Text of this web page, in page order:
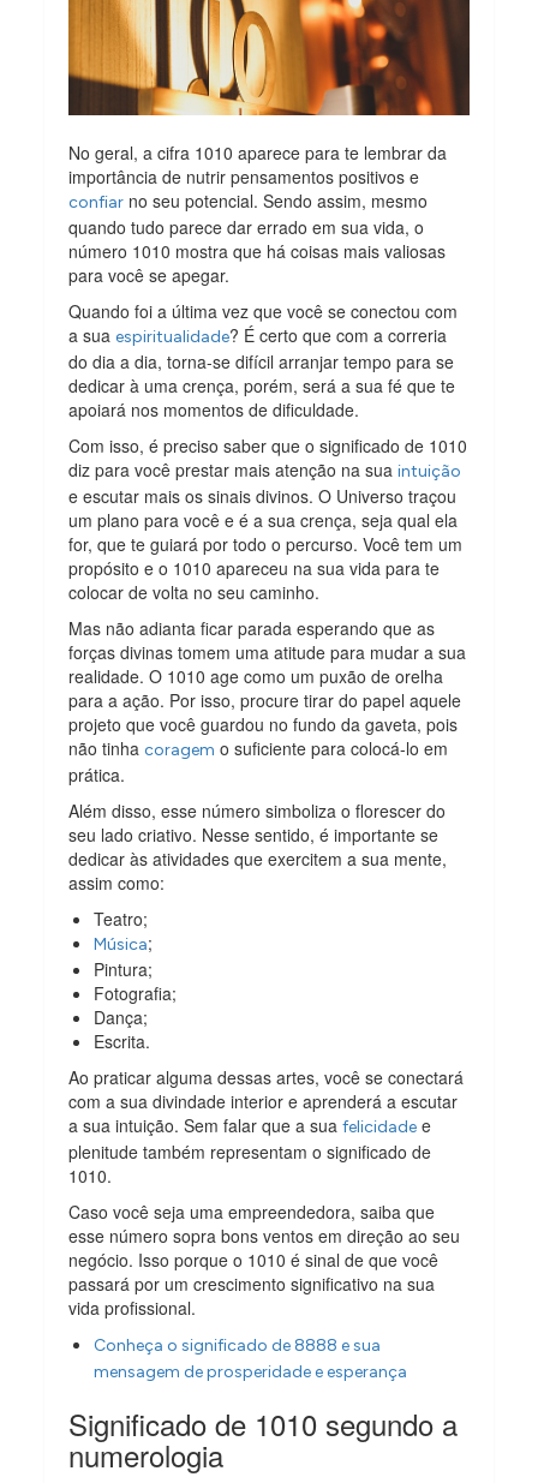
No geral, a cifra 1010 aparece para te lembrar da
importância de nutrir pensamentos positivos e
confiar no seu potencial. Sendo assim, mesmo
quando tudo parece dar errado em sua vida, o
número 1010 mostra que há coisas mais valiosas
para você se apegar.
Quando foi a última vez que você se conectou com
a suaespiritualidade? É certo que com a correria
do dia a dia, torna-se difícil arranjar tempo para se
dedicar à uma crença, porém, será a sua fé que te
apoiará nos momentos de dificuldade.
Com isso, é preciso saber que o significado de 1010
diz para você prestar mais atenção na suaintuição
e escutar mais os sinais divinos. O Universo traçou
um plano para você e é a sua crença, seja qual ela
for, que te guiará por todo o percurso. Você tem um
propósito e o 1010 apareceu na sua vida para te
colocar de volta no seu caminho.
Mas não adianta ficar parada esperando que as
forças divinas tomem uma atitude para mudar a sua
realidade. O 1010 age como um puxão de orelha
para a ação. Por isso, procure tirar do papel aquele
projeto que você guardou no fundo da gaveta, pois
não tinhacoragem o suficiente para colocá-lo em
prática.
Além disso, esse número simboliza o florescer do
seu lado criativo. Nesse sentido, é importante se
dedicar às atividades que exercitem a sua mente,
assim como:
Teatro;
Música;
Pintura;
Fotografia;
Dança;
Escrita.
Ao praticar alguma dessas artes, você se conectará
com a sua divindade interior e aprenderá a escutar
a sua intuição. Sem falar que a suafelicidade e
plenitude também representam o significado de
1010.
Caso você seja uma empreendedora, saiba que
esse número sopra bons ventos em direção ao seu
negócio. Isso porque o 1010 é sinal de que você
passará por um crescimento significativo na sua
vida profissional.
Conheça o significado de 8888 e sua
mensagem de prosperidade e esperança
Significado de 1010 segundo a
numerologia